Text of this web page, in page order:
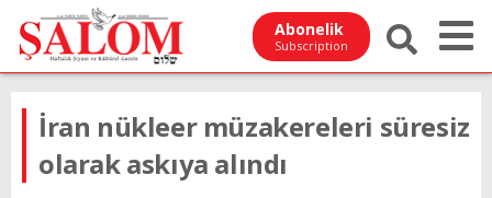
Abonelik
Subscription
İran nükleer müzakereleri süresiz
olarak askıya alındı